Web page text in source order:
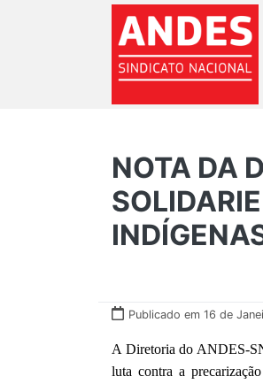
NOTA DA
Publicado em 16 de
A Diretoria do ANDES-
luta contra a